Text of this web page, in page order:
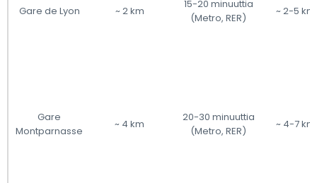
Gare de Lyon ~ 2 km
15-20 minuuttia
(Metro, RER)
~ 2-5 km
Gare
Montparnasse
~ 4 km
20-30 minuuttia
(Metro, RER)
~ 4-7 km